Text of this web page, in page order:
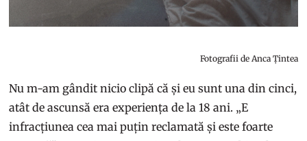
Fotografii de Anca Țintea
Nu m-am gândit nicio clipă că și eu sunt una din cinci,
atât de ascunsă era experiența de la 18 ani. „E
infracțiunea cea mai puțin reclamată și este foarte